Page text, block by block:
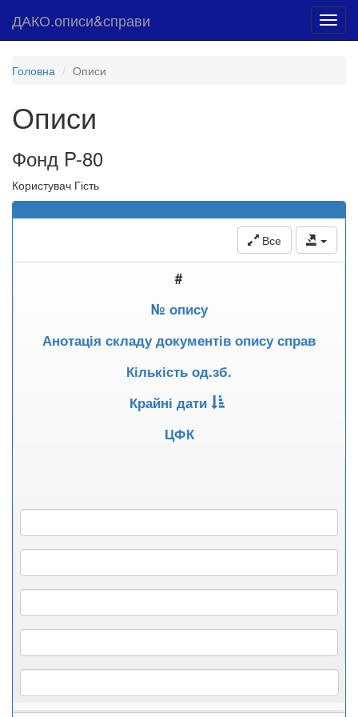
ДАКО.описи&справи
Головна Описи
Описи
Фонд P-80
Користувач Гість
Все
#
№ опису
Анотація складу документів опису справ
Кількість од.зб.
Крайні дати
ЦФК